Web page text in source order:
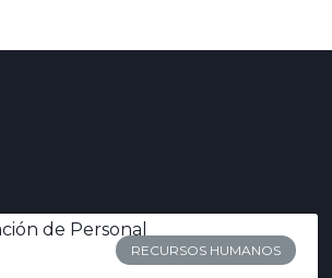
RECURSOS HUMANOS